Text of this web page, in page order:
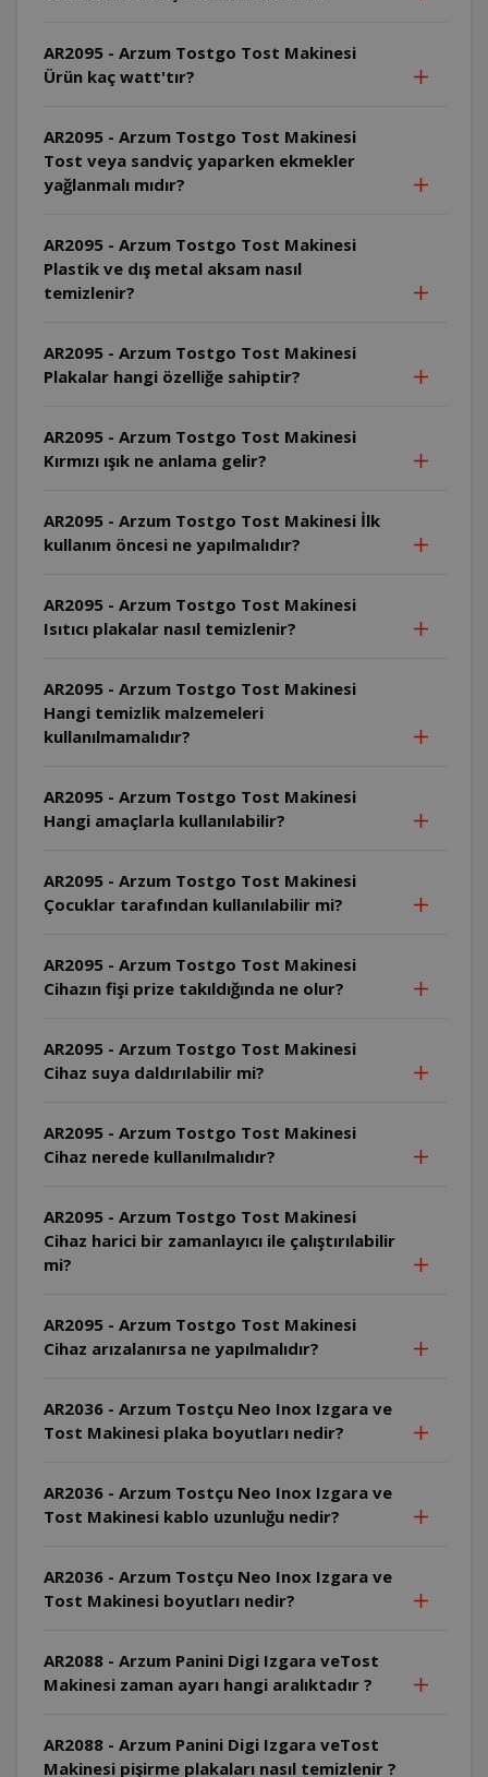
AR2095 - Arzum Tostgo Tost Makinesi
Ürün kaç watt'tır?
AR2095 - Arzum Tostgo Tost Makinesi
Tost veya sandviç yaparken ekmekler
yağlanmalı mıdır?
AR2095 - Arzum Tostgo Tost Makinesi
Plastik ve dış metal aksam nasıl
temizlenir?
AR2095 - Arzum Tostgo Tost Makinesi
Plakalar hangi özelliğe sahiptir?
AR2095 - Arzum Tostgo Tost Makinesi
Kırmızı ışık ne anlama gelir?
AR2095 - Arzum Tostgo Tost Makinesi İlk
kullanım öncesi ne yapılmalıdır?
AR2095 - Arzum Tostgo Tost Makinesi
Isıtıcı plakalar nasıl temizlenir?
AR2095 - Arzum Tostgo Tost Makinesi
Hangi temizlik malzemeleri
kullanılmamalıdır?
AR2095 - Arzum Tostgo Tost Makinesi
Hangi amaçlarla kullanılabilir?
AR2095 - Arzum Tostgo Tost Makinesi
Çocuklar tarafından kullanılabilir mi?
AR2095 - Arzum Tostgo Tost Makinesi
Cihazın fişi prize takıldığında ne olur?
AR2095 - Arzum Tostgo Tost Makinesi
Cihaz suya daldırılabilir mi?
AR2095 - Arzum Tostgo Tost Makinesi
Cihaz nerede kullanılmalıdır?
AR2095 - Arzum Tostgo Tost Makinesi
Cihaz harici bir zamanlayıcı ile çalıştırılabilir
mi?
AR2095 - Arzum Tostgo Tost Makinesi
Cihaz arızalanırsa ne yapılmalıdır?
AR2036 - Arzum Tostçu Neo Inox Izgara ve
Tost Makinesi plaka boyutları nedir?
AR2036 - Arzum Tostçu Neo Inox Izgara ve
Tost Makinesi kablo uzunluğu nedir?
AR2036 - Arzum Tostçu Neo Inox Izgara ve
Tost Makinesi boyutları nedir?
AR2088 - Arzum Panini Digi Izgara veTost
Makinesi zaman ayarı hangi aralıktadır ?
AR2088 - Arzum Panini Digi Izgara veTost
Makinesi pişirme plakaları nasıl temizlenir ?